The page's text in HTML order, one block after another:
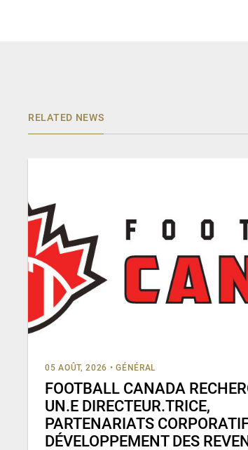
RELATED NEWS
05 AOÛT, 2026 • GÉNÉRAL
FOOTBALL CANADA
UN.E DIRECTEUR.TRICE,
PARTENARIATS
DÉVELOPPEMENT DES